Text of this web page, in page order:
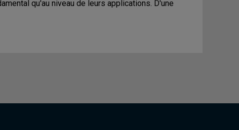
qu'au niveau de leurs applications. D'une